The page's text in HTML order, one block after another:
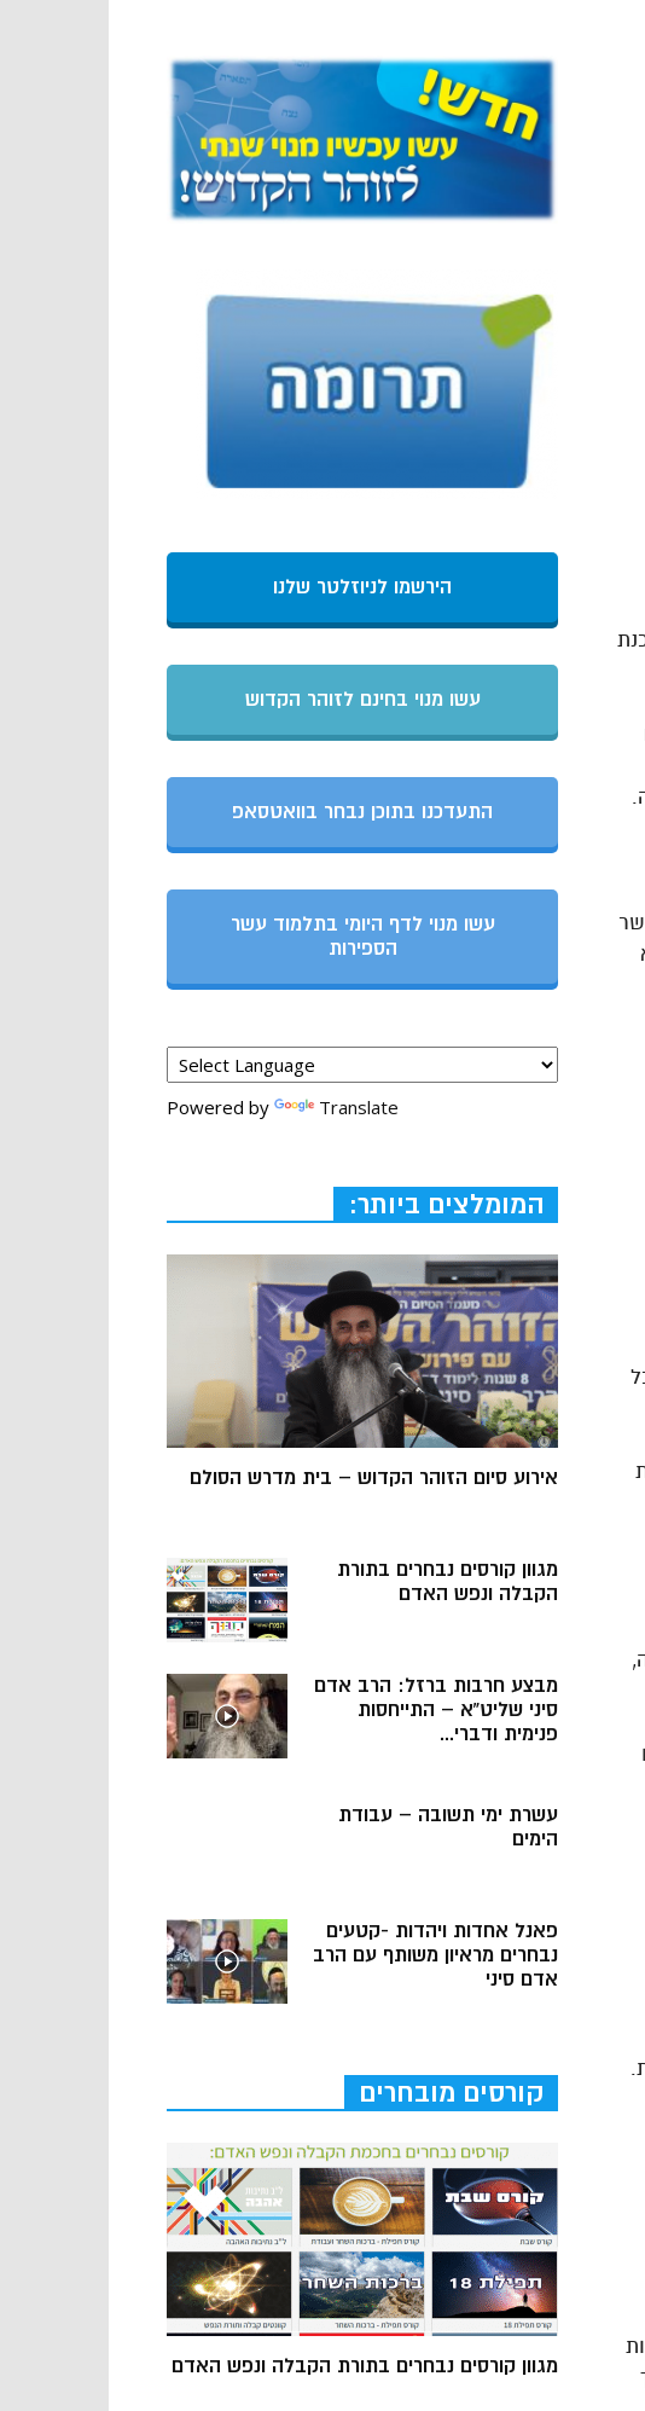
הירשמו לניוזלטר שלנו
עשו מנוי בחינם לזוהר הקדוש
התעדכנו בתוכן נבחר בוואטסאפ
עשו מנוי לדף היומי בתלמוד עשר
הספירות
Powered by Translate
המומלצים ביותר:
אירוע סיום הזוהר הקדוש – בית מדרש הסולם
מגוון קורסים נבחרים בתורת
הקבלה ונפש האדם
מבצע חרבות ברזל: הרב אדם
סיני שליט”א – התייחסות
פנימית ודברי...
עשרת ימי תשובה – עבודת
הימים
פאנל אחדות ויהדות -קטעים
נבחרים מראיון משותף עם הרב
אדם סיני
קורסים מובחרים
מגוון קורסים נבחרים בתורת הקבלה ונפש האדם